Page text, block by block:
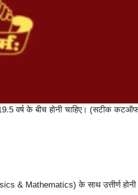
वर्ष के बीच होनी चाहिए। (सटीक
& Mathematics) के साथ उत्तीर्ण होनी